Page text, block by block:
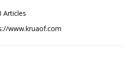
Articles
www.kruaof.com